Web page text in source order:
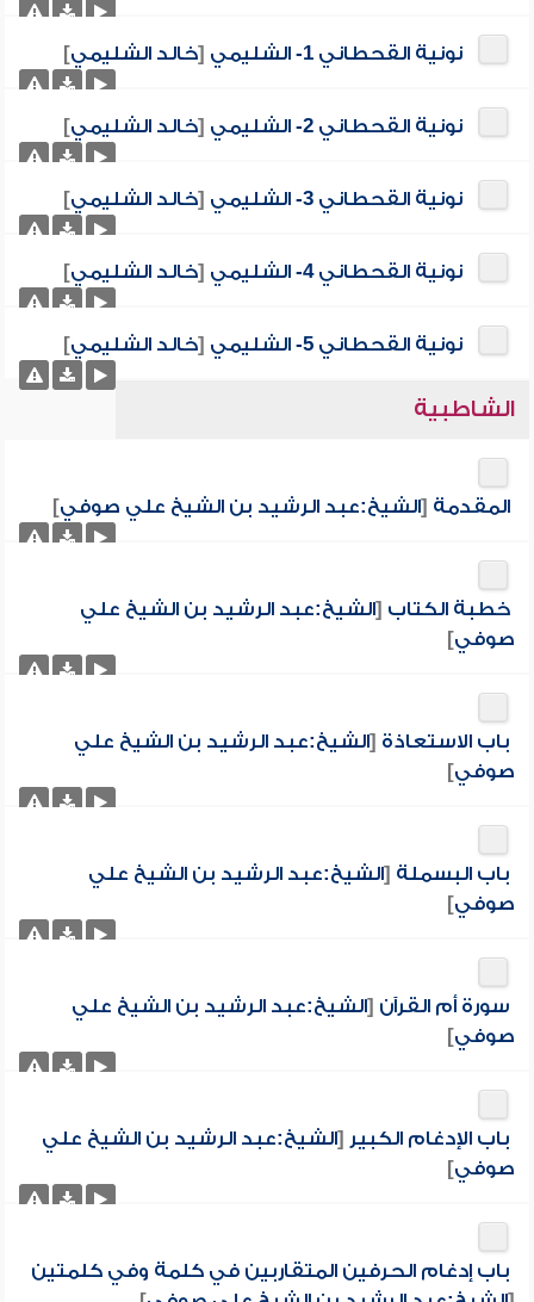
نونية القحطاني 1- الشليمي [خالد الشليمي]
نونية القحطاني 2- الشليمي [خالد الشليمي]
نونية القحطاني 3- الشليمي [خالد الشليمي]
نونية القحطاني 4- الشليمي [خالد الشليمي]
نونية القحطاني 5- الشليمي [خالد الشليمي]
الشاطبية
المقدمة [الشيخ:عبد الرشيد بن الشيخ علي صوفي]
خطبة الكتاب [الشيخ:عبد الرشيد بن الشيخ علي
صوفي]
باب الاستعاذة [الشيخ:عبد الرشيد بن الشيخ علي
صوفي]
باب البسملة [الشيخ:عبد الرشيد بن الشيخ علي
صوفي]
سورة أم القرآن [الشيخ:عبد الرشيد بن الشيخ علي
صوفي]
باب الإدغام الكبير [الشيخ:عبد الرشيد بن الشيخ علي
صوفي]
باب إدغام الحرفين المتقاربين في كلمة وفي كلمتين